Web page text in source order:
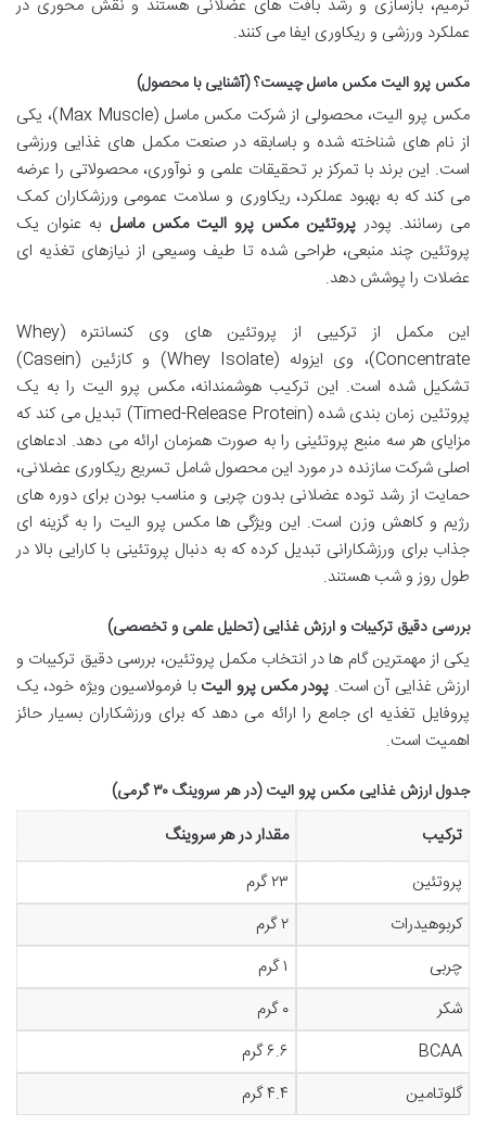
ترمیم، بازسازی و رشد بافت های عضلانی هستند و نقش محوری در
عملکرد ورزشی و ریکاوری ایفا می کنند.
مکس پرو الیت مکس ماسل چیست؟ (آشنایی با محصول)
مکس پرو الیت، محصولی از شرکت مکس ماسل (Max Muscle)، یکی
از نام های شناخته شده و باسابقه در صنعت مکمل های غذایی ورزشی
است. این برند با تمرکز بر تحقیقات علمی و نوآوری، محصولاتی را عرضه
می کند که به بهبود عملکرد، ریکاوری و سلامت عمومی ورزشکاران کمک
می رسانند. پودر پروتئین مکس پرو الیت مکس ماسل به عنوان یک
پروتئین چند منبعی، طراحی شده تا طیف وسیعی از نیازهای تغذیه ای
عضلات را پوشش دهد.
این مکمل از ترکیبی از پروتئین های وی کنسانتره (Whey
Concentrate)، وی ایزوله (Whey Isolate) و کازئین (Casein)
تشکیل شده است. این ترکیب هوشمندانه، مکس پرو الیت را به یک
پروتئین زمان بندی شده (Timed-Release Protein) تبدیل می کند که
مزایای هر سه منبع پروتئینی را به صورت همزمان ارائه می دهد. ادعاهای
اصلی شرکت سازنده در مورد این محصول شامل تسریع ریکاوری عضلانی،
حمایت از رشد توده عضلانی بدون چربی و مناسب بودن برای دوره های
رژیم و کاهش وزن است. این ویژگی ها مکس پرو الیت را به گزینه ای
جذاب برای ورزشکارانی تبدیل کرده که به دنبال پروتئینی با کارایی بالا در
طول روز و شب هستند.
بررسی دقیق ترکیبات و ارزش غذایی (تحلیل علمی و تخصصی)
یکی از مهمترین گام ها در انتخاب مکمل پروتئین، بررسی دقیق ترکیبات و
ارزش غذایی آن است. پودر مکس پرو الیت با فرمولاسیون ویژه خود، یک
پروفایل تغذیه ای جامع را ارائه می دهد که برای ورزشکاران بسیار حائز
اهمیت است.
جدول ارزش غذایی مکس پرو الیت (در هر سروینگ ۳۰ گرمی)
ترکیب
مقدار در هر سروینگ
پروتئین
۲۳ گرم
کربوهیدرات
۲ گرم
چربی
۱ گرم
شکر
۰ گرم
BCAA
۶.۶ گرم
گلوتامین
۴.۴ گرم